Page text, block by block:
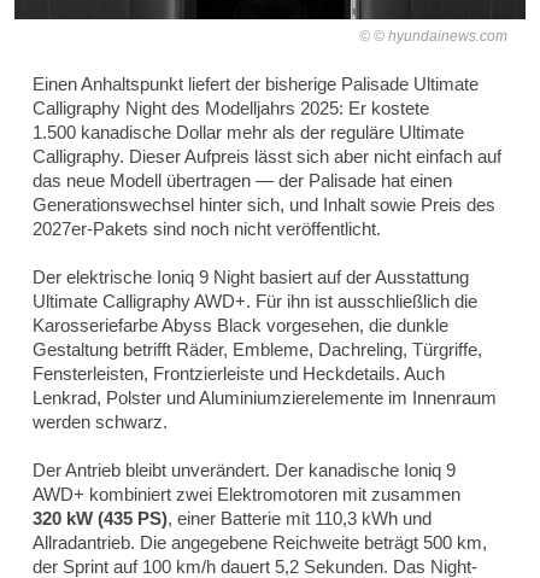
© hyundainews.com
Einen Anhaltspunkt liefert der bisherige Palisade Ultimate
Calligraphy Night des Modelljahrs 2025: Er kostete
1.500 kanadische Dollar mehr als der reguläre Ultimate
Calligraphy. Dieser Aufpreis lässt sich aber nicht einfach auf
das neue Modell übertragen — der Palisade hat einen
Generationswechsel hinter sich, und Inhalt sowie Preis des
2027er-Pakets sind noch nicht veröffentlicht.
Der elektrische Ioniq 9 Night basiert auf der Ausstattung
Ultimate Calligraphy AWD+. Für ihn ist ausschließlich die
Karosseriefarbe Abyss Black vorgesehen, die dunkle
Gestaltung betrifft Räder, Embleme, Dachreling, Türgriffe,
Fensterleisten, Frontzierleiste und Heckdetails. Auch
Lenkrad, Polster und Aluminiumzierelemente im Innenraum
werden schwarz.
Der Antrieb bleibt unverändert. Der kanadische Ioniq 9
AWD+ kombiniert zwei Elektromotoren mit zusammen
320 kW (435 PS), einer Batterie mit 110,3 kWh und
Allradantrieb. Die angegebene Reichweite beträgt 500 km,
der Sprint auf 100 km/h dauert 5,2 Sekunden. Das Night-